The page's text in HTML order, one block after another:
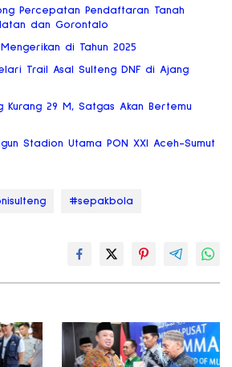
Percepatan Pendaftaran Tanah
dan Gorontalo
di Tahun 2025
Trail Asal Sulteng DNF di Ajang
Kurang 29 M, Satgas Akan Bertemu
Stadion Utama PON XXI Aceh-Sumut
#sepakbola